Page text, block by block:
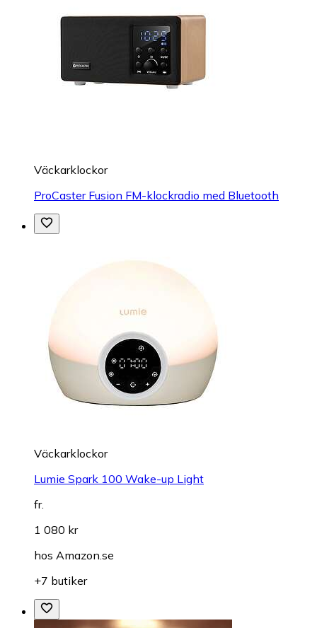
Väckarklockor
ProCaster Fusion FM-klockradio med Bluetooth
Väckarklockor
Lumie Spark 100 Wake-up Light
fr.
1 080 kr
hos Amazon.se
+7 butiker